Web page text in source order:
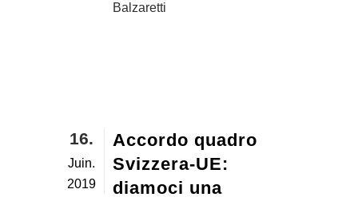
Balzaretti
16.
Juin.
2019
Accordo quadro
Svizzera-UE:
diamoci una